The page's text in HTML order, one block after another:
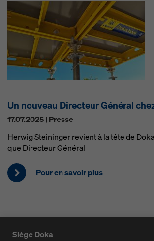
Un nouveau Directeur Général
17.07.2025 | Presse
Herwig Steininger revient à la tête de
que Directeur Général
Pour en savoir plus
Siège Doka